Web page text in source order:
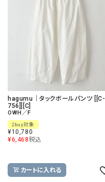
hagumu｜タックボールパンツ [[C-
756]][C]
OWH／F
2buy対象
¥10,780
¥6,468税込
カートに入れる